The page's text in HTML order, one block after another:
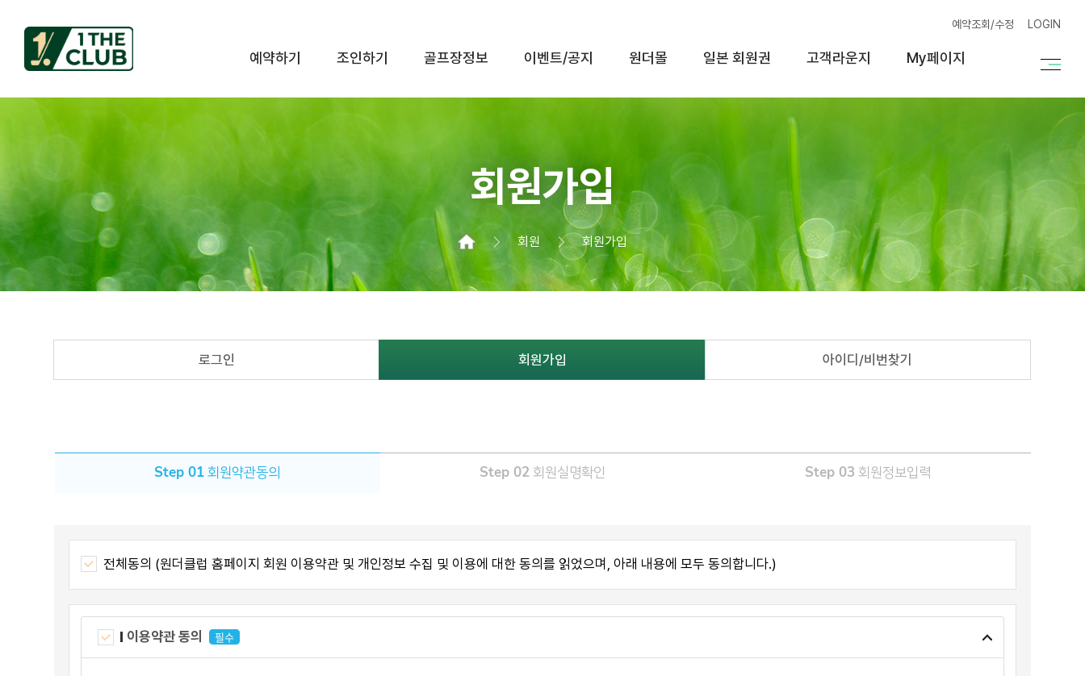
예약하기 조인하기 골프장정보 이벤트/공지 원더몰 일본 회원권 고객라운지 My페이지
예약조회/수정 LOGIN
회원가입
회원 회원가입
로그인 회원가입 아이디/비번찾기
Step 01 회원약관동의 Step 02 회원실명확인 Step 03 회원정보입력
전체동의 (원더클럽 홈페이지 회원 이용약관 및 개인정보 수집 및 이용에 대한 동의를 읽었으며, 아래 내용에 모두 동의합니다.)
이용약관 동의 필수